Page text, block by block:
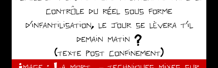
contrôle du réel sous forme
d’infantilisation, le jour se lèvera t’il
demain matin ?
(texte post confinement)